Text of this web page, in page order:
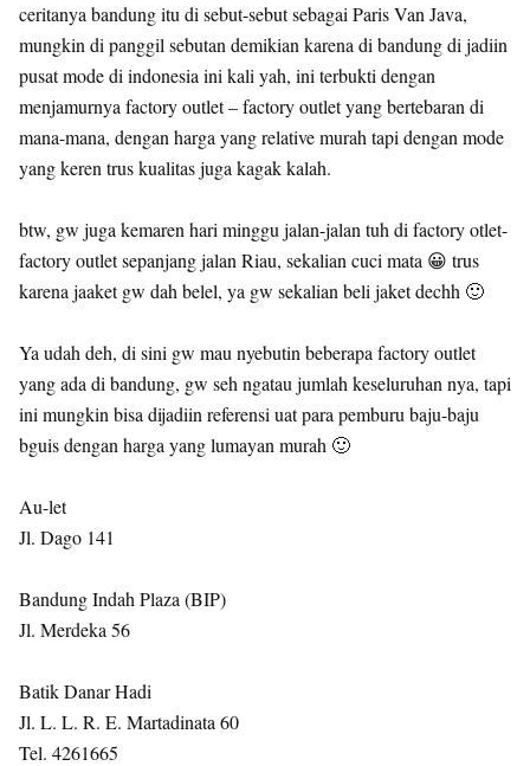
ceritanya bandung itu di sebut-sebut sebagai Paris Van Java,
mungkin di panggil sebutan demikian karena di bandung di jadiin
pusat mode di indonesia ini kali yah, ini terbukti dengan
menjamurnya factory outlet – factory outlet yang bertebaran di
mana-mana, dengan harga yang relative murah tapi dengan mode
yang keren trus kualitas juga kagak kalah.
btw, gw juga kemaren hari minggu jalan-jalan tuh di factory otlet-
factory outlet sepanjang jalan Riau, sekalian cuci mata 😀 trus
karena jaaket gw dah belel, ya gw sekalian beli jaket dechh 🙂
Ya udah deh, di sini gw mau nyebutin beberapa factory outlet
yang ada di bandung, gw seh ngatau jumlah keseluruhan nya, tapi
ini mungkin bisa dijadiin referensi uat para pemburu baju-baju
bguis dengan harga yang lumayan murah 🙂
Au-let
Jl. Dago 141
Bandung Indah Plaza (BIP)
Jl. Merdeka 56
Batik Danar Hadi
Jl. L. L. R. E. Martadinata 60
Tel. 4261665